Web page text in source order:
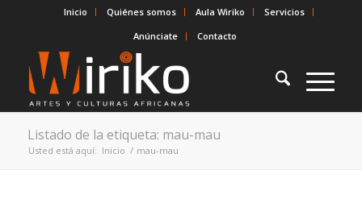
Inicio Quiénes somos Aula Wiriko
Servicios
Anúnciate
Contacto
Listado de la etiqueta: mau-mau
Usted está aquí: Inicio / mau-mau